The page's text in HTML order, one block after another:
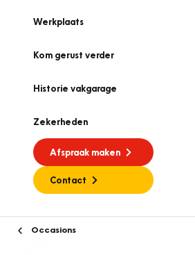
Werkplaats
Kom gerust verder
Historie vakgarage
Zekerheden
Afspraak maken
Contact
Occasions